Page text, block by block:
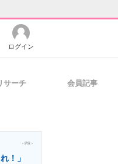
かる
ログイン
サーチ 会員記事
- PR -
！」